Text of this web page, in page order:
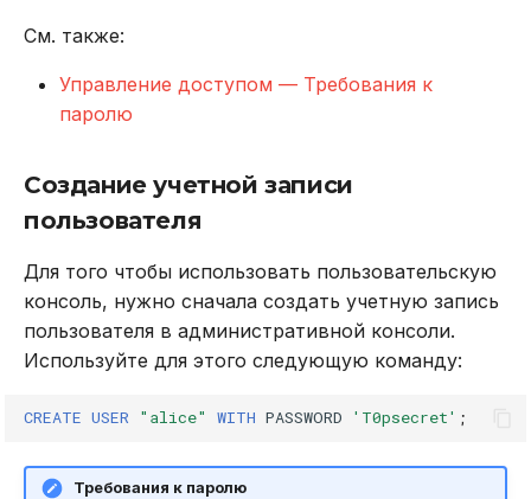
См. также:
Управление доступом — Требования к
паролю
Создание учетной записи
пользователя
Для того чтобы использовать пользовательскую
консоль, нужно сначала создать учетную запись
пользователя в административной консоли.
Используйте для этого следующую команду:
CREATE USER "alice" WITH PASSWORD 'T0psecret' ;
Требования к паролю